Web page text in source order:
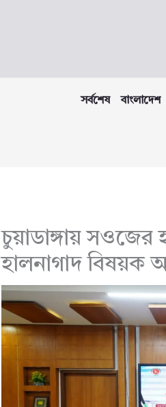
সর্বশেষ বাংলাদেশ
চুয়াডাঙ্গায় সওজের
হালনাগাদ বিষয়ক